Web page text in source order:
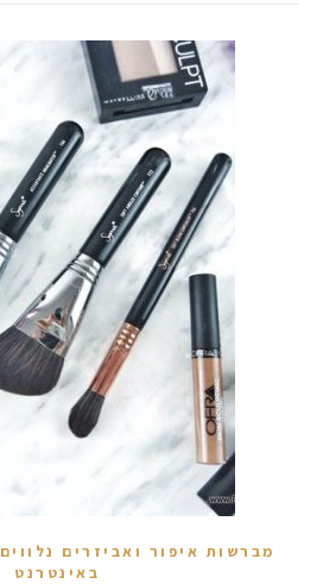
מברשות איפור ואביזרים נלווים
באינטרנט